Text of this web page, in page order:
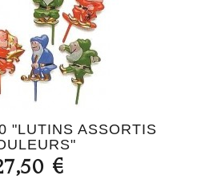
"LUTINS ASSORTIS
€